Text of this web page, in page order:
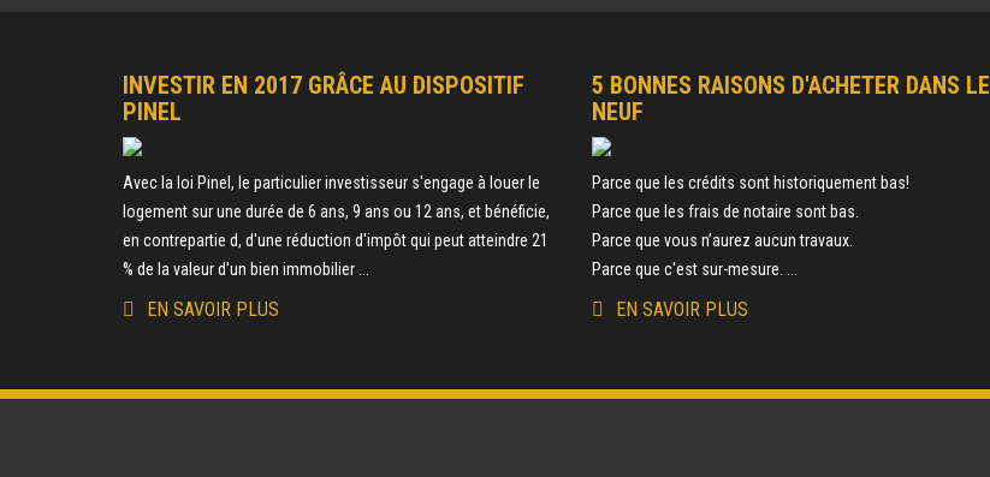
INVESTIR EN 2017 GRÂCE AU DISPOSITIF
PINEL
Avec la loi Pinel, le particulier investisseur s'engage à louer le
logement sur une durée de 6 ans, 9 ans ou 12 ans, et bénéficie,
en contrepartie d, d'une réduction d'impôt qui peut atteindre 21
% de la valeur d'un bien immobilier ...
EN SAVOIR PLUS
5 BONNES RAISONS D'ACHETER DANS LE
NEUF
Parce que les crédits sont historiquement bas!
Parce que les frais de notaire sont bas.
Parce que vous n’aurez aucun travaux.
Parce que c'est sur-mesure. ...
EN SAVOIR PLUS